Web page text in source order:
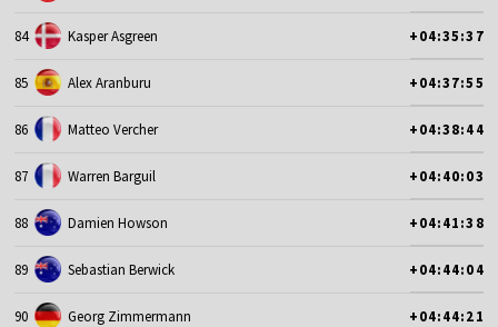
84 Kasper Asgreen +04:35:37
85 Alex Aranburu +04:37:55
86 Matteo Vercher +04:38:44
87 Warren Barguil +04:40:03
88 Damien Howson +04:41:38
89 Sebastian Berwick +04:44:04
90 Georg Zimmermann +04:44:21